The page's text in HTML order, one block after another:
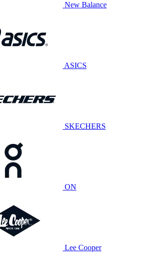
New Balance
ASICS
SKECHERS
ON
Lee Cooper